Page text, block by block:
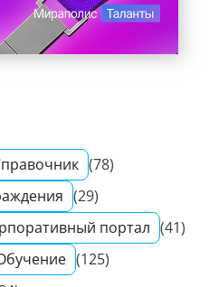
(78)
(29)
портал (41)
(125)